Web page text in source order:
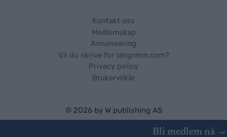
Bli medlem nå →
Kontakt oss
Medlemskap
Annonsering
Vil du skrive for langrenn.com?
Privacy policy
Brukervilkår
© 2026 by W publishing AS